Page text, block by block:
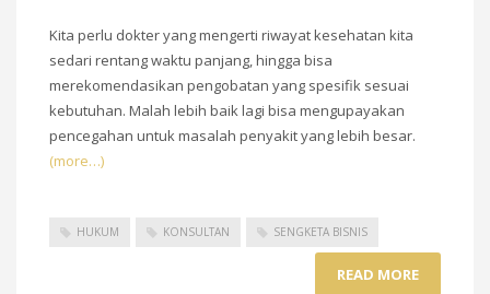
Kita perlu dokter yang mengerti riwayat kesehatan kita
sedari rentang waktu panjang, hingga bisa
merekomendasikan pengobatan yang spesifik sesuai
kebutuhan. Malah lebih baik lagi bisa mengupayakan
pencegahan untuk masalah penyakit yang lebih besar.
(more…)
HUKUM KONSULTAN SENGKETA BISNIS
READ MORE